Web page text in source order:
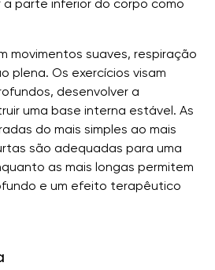
parte inferior do corpo como
movimentos suaves, respiração
plena. Os exercícios visam
desenvolver a
uma base interna estável. As
do mais simples ao mais
são adequadas para uma
as mais longas permitem
e um efeito terapêutico